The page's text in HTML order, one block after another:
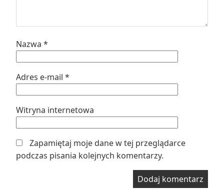
Nazwa *
Adres e-mail *
Witryna internetowa
Zapamiętaj moje dane w tej przeglądarce
podczas pisania kolejnych komentarzy.